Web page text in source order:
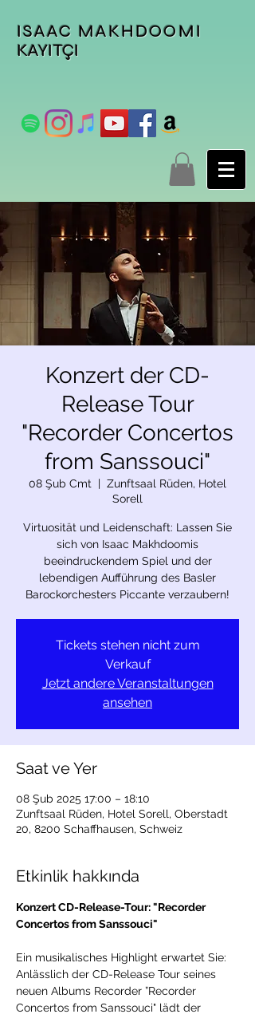
ISAAC MAKHDOOMI
KAYITÇI
Konzert der CD-
Release Tour
"Recorder Concertos
from Sanssouci"
08 Şub Cmt
  |
Zunftsaal Rüden, Hotel
Sorell
Virtuosität und Leidenschaft: Lassen Sie
sich von Isaac Makhdoomis
beeindruckendem Spiel und der
lebendigen Aufführung des Basler
Barockorchesters Piccante verzaubern!
Tickets stehen nicht zum
Verkauf
Jetzt andere Veranstaltungen
ansehen
Saat ve Yer
08 Şub 2025 17:00 – 18:10
Zunftsaal Rüden, Hotel Sorell, Oberstadt
20, 8200 Schaffhausen, Schweiz
Etkinlik hakkında
Konzert CD-Release-Tour: "Recorder
Concertos from Sanssouci"
Ein musikalisches Highlight erwartet Sie:
Anlässlich der CD-Release Tour seines
neuen Albums Recorder ”Recorder
Concertos from Sanssouci" lädt der